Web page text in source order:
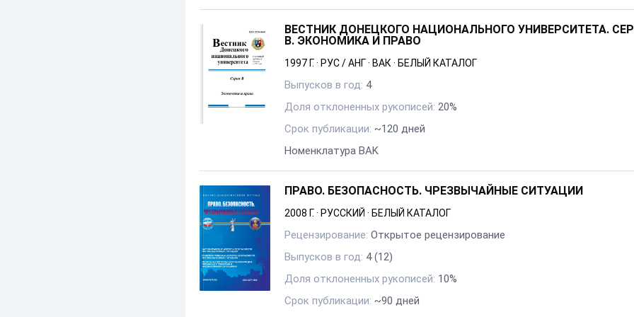
ВЕСТНИК ДОНЕЦКОГО НАЦИОНАЛЬНОГО УНИВЕРСИТЕТА.
В. ЭКОНОМИКА И ПРАВО
1997 Г.· РУС / АНГ· ВАК · БЕЛЫЙ КАТАЛОГ
Выпусков в год: 4
Доля отклоненных рукописей: 20%
Срок публикации: ~120 дней
Номенклатура BAK
ПРАВО. БЕЗОПАСНОСТЬ. ЧРЕЗВЫЧАЙНЫЕ СИТУАЦИИ
2008 Г.· РУССКИЙ · БЕЛЫЙ КАТАЛОГ
Рецензирование: Открытое рецензирование
Выпусков в год: 4(12)
Доля отклоненных рукописей: 10%
Срок публикации: ~90 дней